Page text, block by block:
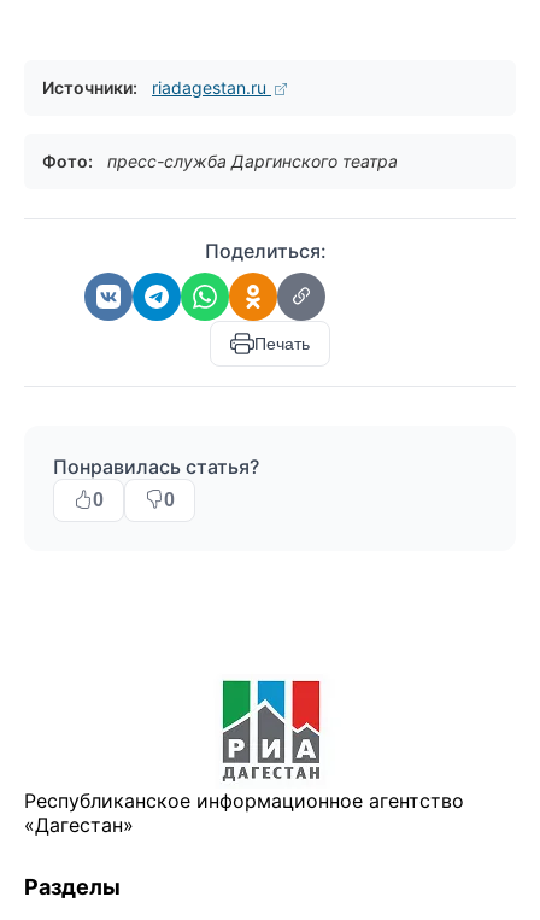
Источники: riadagestan.ru
Фото: пресс-служба Даргинского театра
Поделиться:
Печать
Понравилась статья?
0 0
Республиканское информационное агентство
«Дагестан»
Разделы